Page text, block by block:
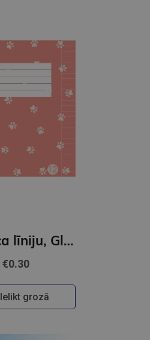
Burtnīca līniju, Globuss, 12 lapas, 2023
€0.30
Ielikt grozā